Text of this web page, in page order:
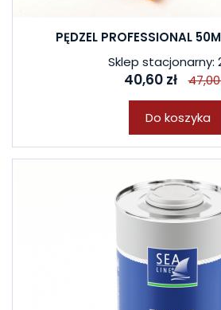
PĘDZEL PROFESSIONAL
Sklep stacjonarny:
40,60 zł 47,00
Do koszyka